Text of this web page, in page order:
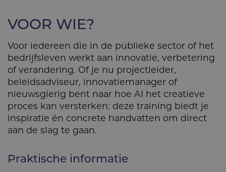
VOOR WIE?
Voor iedereen die in de publieke sector of het
bedrijfsleven werkt aan innovatie, verbetering
of verandering. Of je nu projectleider,
beleidsadviseur, innovatiemanager of
nieuwsgierig bent naar hoe AI het creatieve
proces kan versterken: deze training biedt je
inspiratie én concrete handvatten om direct
aan de slag te gaan.
Praktische informatie